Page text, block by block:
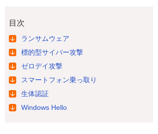
目次
ランサムウェア
標的型サイバー攻撃
ゼロデイ攻撃
スマートフォン乗っ取り
生体認証
Windows Hello